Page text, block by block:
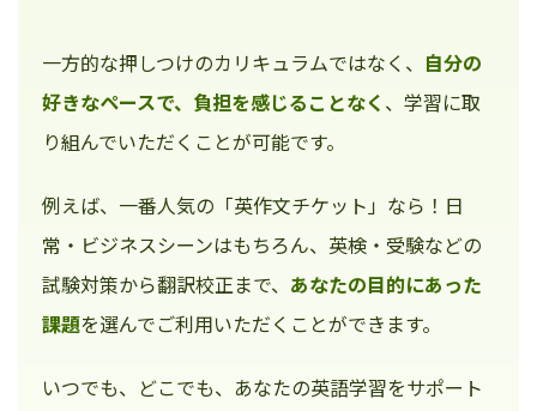
一方的な押しつけのカリキュラムではなく、 自分の
好きなペースで、負担を感じることなく 、学習に取
り組んでいただくことが可能です。
例えば、一番人気の「英作文チケット」なら！日
常・ビジネスシーンはもちろん、英検・受験などの
試験対策から翻訳校正まで、 あなたの目的にあった
課題を選んでご利用いただくことができます。
いつでも、どこでも、あなたの英語学習をサポート